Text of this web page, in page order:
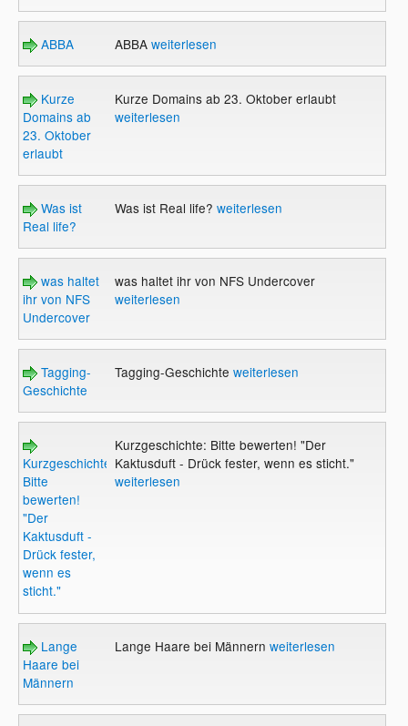
ABBA ABBA weiterlesen
Kurze
Domains ab
23. Oktober
erlaubt
Kurze Domains ab 23. Oktober erlaubt
weiterlesen
Was ist
Real life?
Was ist Real life? weiterlesen
was haltet
ihr von NFS
Undercover
was haltet ihr von NFS Undercover
weiterlesen
Tagging-
Geschichte
Tagging-Geschichte weiterlesen
Kurzgeschichte:
Bitte
bewerten!
"Der
Kaktusduft -
Drück fester,
wenn es
sticht."
Kurzgeschichte: Bitte bewerten! "Der
Kaktusduft - Drück fester, wenn es sticht."
weiterlesen
Lange
Haare bei
Männern
Lange Haare bei Männern weiterlesen